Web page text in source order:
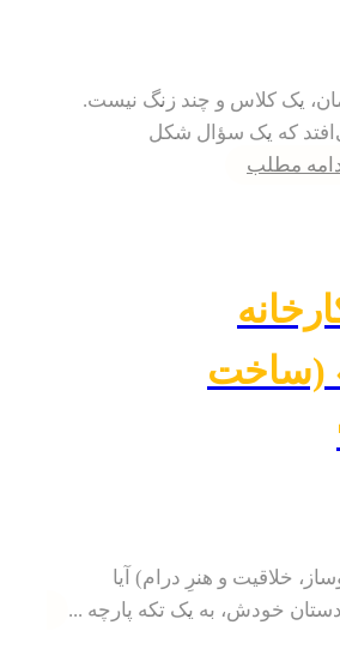
یک کلاس و چند زنگ نیست.
که یک سؤال شکل
مطلب
(ساخت
خلاقیت و هنرِ درام) آیا
دستان خودش، به یک تکه پارچه ...